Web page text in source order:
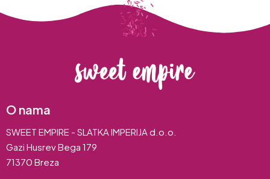
O nama
SWEET EMPIRE - SLATKA IMPERIJA d.o.o.
Gazi Husrev Bega 179
71370 Breza